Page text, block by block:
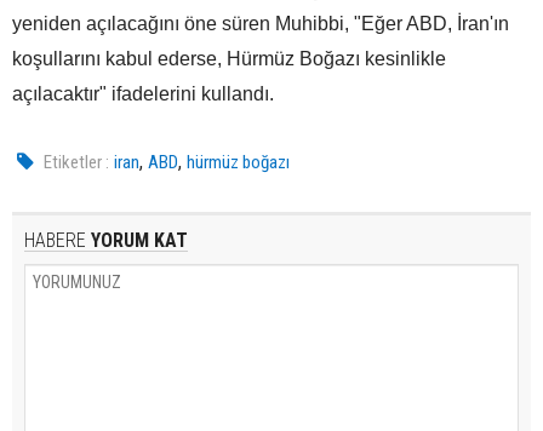
yeniden açılacağını öne süren Muhibbi, "Eğer ABD, İran'ın
koşullarını kabul ederse, Hürmüz Boğazı kesinlikle
açılacaktır" ifadelerini kullandı.
Etiketler : iran,ABD,hürmüz boğazı
HABERE YORUM KAT